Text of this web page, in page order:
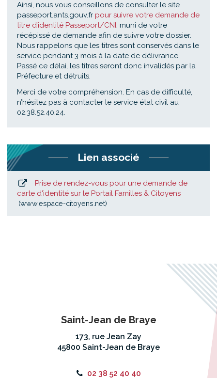
Ainsi, nous vous conseillons de consulter le site
passeport.ants.gouv.fr pour suivre votre demande de
titre d’identité Passeport/CNI, muni de votre
récépissé de demande afin de suivre votre dossier.
Nous rappelons que les titres sont conservés dans le
service pendant 3 mois à la date de délivrance.
Passé ce délai, les titres seront donc invalidés par la
Préfecture et détruits.
Merci de votre compréhension. En cas de difficulté,
n’hésitez pas à contacter le service état civil au
02.38.52.40.24.
Lien associé
Prise de rendez-vous pour une demande de
carte d'identité sur le Portail Familles & Citoyens
www.espace-citoyens.net
Saint-Jean de Braye
173, rue Jean Zay
45800 Saint-Jean de Braye
02 38 52 40 40